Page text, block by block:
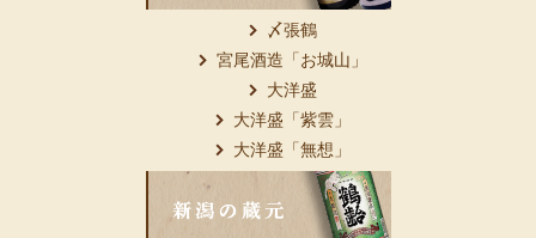
〆張鶴
宮尾酒造「お城山」
大洋盛
大洋盛「紫雲」
大洋盛「無想」